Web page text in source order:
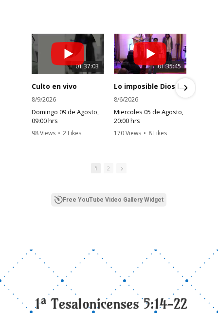
01:37:03
Culto en vivo
8/9/2026
Domingo 09 de Agosto,
09:00 hrs
98 Views • 2 Likes
01:35:45
Lo imposible Dios lo hace posible | Pr.Ricardo Diaz
8/6/2026
Miercoles 05 de Agosto,
20:00 hrs
170 Views • 8 Likes
1 2
Free YouTube Video Gallery Widget
1ª Tesalonicenses 5:14-22